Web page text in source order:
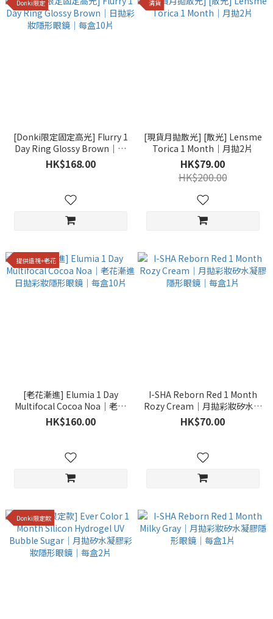
Donki限定
[Donki限定固定高光] Flurry 1
Day Ring Glossy Brown｜日
拋彩妝隱形眼鏡｜每盒10片
HK$168.00
清貨
[現貨月拋散光] [散光] Lensme
Torica 1 Month｜月拋2片
HK$79.00
HK$200.00
提供遠視+老花
[老花漸進] Elumia 1 Day
Multifocal Cocoa Noa｜老花
漸進日拋彩妝隱形眼鏡｜每盒
10片
HK$160.00
I-SHA Reborn Red 1 Month
Rozy Cream｜月拋彩妝矽水凝
膠隱形眼鏡｜每盒1片
HK$70.00
Donki限定款